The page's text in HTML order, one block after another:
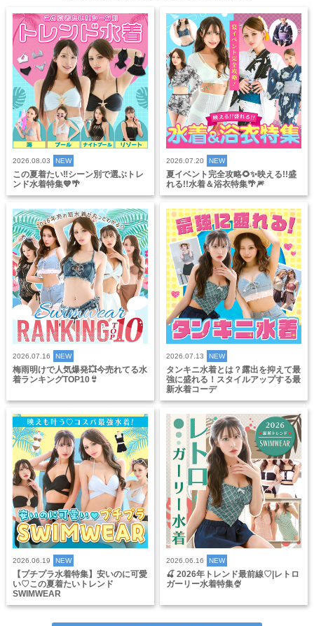
2026.08.03 NEW
この夏着たい‼️シーン別で選ぶトレ
ンド水着特集💙🌴
2026.07.20 NEW
夏イベント完全攻略🌻✨映える!!盛
れる!!水着＆浴衣特集🌴🎆
2026.07.16 NEW
梅雨明けで人気爆発💥今売れてる水
着ランキングTOP10👙
2026.07.13 NEW
タンキニ水着とは？露出を抑えて最
強に盛れる！スタイルアップする最
新水着コーデ
2026.06.19 NEW
【プチプラ水着特集】安いのに可愛
い♡この夏着たいトレンド
SWIMWEAR
2026.06.16 NEW
🍒 2026年トレンド最前線♡|レトロ
ガーリー水着特集🍨